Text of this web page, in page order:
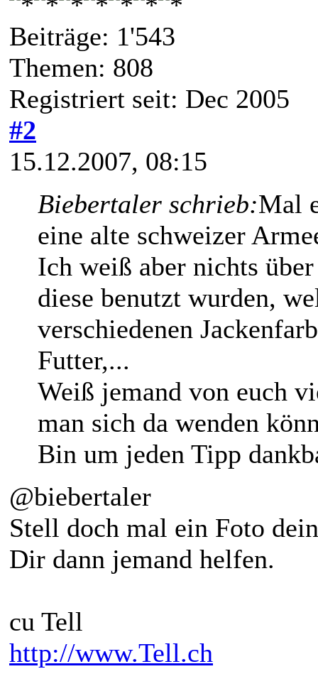
Beiträge: 1'543
Themen: 808
Registriert seit: Dec 2005
#2
15.12.2007, 08:15
Biebertaler schrieb:Mal
eine alte schweizer
Ich weiß aber nichts
diese benutzt wurden,
verschiedenen
Futter,...
Weiß jemand von euch
man sich da wenden
Bin um jeden Tipp
@biebertaler
Stell doch mal ein Foto
Dir dann jemand helfen.
cu Tell
http://www.Tell.ch